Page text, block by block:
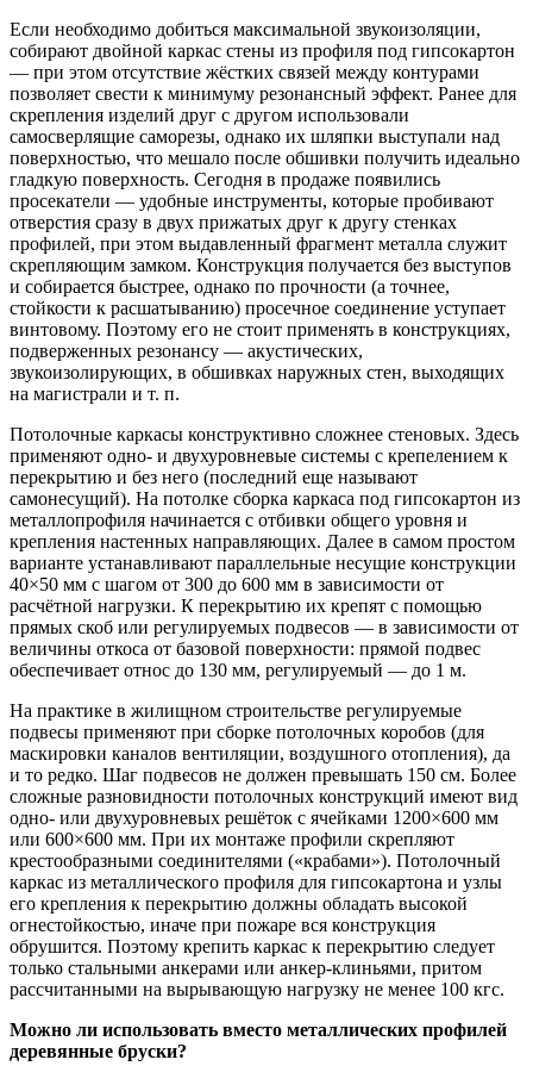
Если необходимо добиться максимальной звукоизоляции,
собирают двойной каркас стены из профиля под гипсокартон
— при этом отсутствие жёстких связей между контурами
позволяет свести к минимуму резонансный эффект. Ранее для
скрепления изделий друг с другом использовали
самосверлящие саморезы, однако их шляпки выступали над
поверхностью, что мешало после обшивки получить идеально
гладкую поверхность. Сегодня в продаже появились
просекатели — удобные инструменты, которые пробивают
отверстия сразу в двух прижатых друг к другу стенках
профилей, при этом выдавленный фрагмент металла служит
скрепляющим замком. Конструкция получается без выступов
и собирается быстрее, однако по прочности (а точнее,
стойкости к расшатыванию) просечное соединение уступает
винтовому. Поэтому его не стоит применять в конструкциях,
подверженных резонансу — акустических,
звукоизолирующих, в обшивках наружных стен, выходящих
на магистрали и т. п.
Потолочные каркасы конструктивно сложнее стеновых. Здесь
применяют одно- и двухуровневые системы с крепелением к
перекрытию и без него (последний еще называют
самонесущий). На потолке сборка каркаса под гипсокартон из
металлопрофиля начинается с отбивки общего уровня и
крепления настенных направляющих. Далее в самом простом
варианте устанавливают параллельные несущие конструкции
40×50 мм с шагом от 300 до 600 мм в зависимости от
расчётной нагрузки. К перекрытию их крепят с помощью
прямых скоб или регулируемых подвесов — в зависимости от
величины откоса от базовой поверхности: прямой подвес
обеспечивает относ до 130 мм, регулируемый — до 1 м.
На практике в жилищном строительстве регулируемые
подвесы применяют при сборке потолочных коробов (для
маскировки каналов вентиляции, воздушного отопления), да
и то редко. Шаг подвесов не должен превышать 150 см. Более
сложные разновидности потолочных конструкций имеют вид
одно- или двухуровневых решёток с ячейками 1200×600 мм
или 600×600 мм. При их монтаже профили скрепляют
крестообразными соединителями («крабами»). Потолочный
каркас из металлического профиля для гипсокартона и узлы
его крепления к перекрытию должны обладать высокой
огнестойкостью, иначе при пожаре вся конструкция
обрушится. Поэтому крепить каркас к перекрытию следует
только стальными анкерами или анкер-клиньями, притом
рассчитанными на вырывающую нагрузку не менее 100 кгс.
Можно ли использовать вместо металлических профилей
деревянные бруски?